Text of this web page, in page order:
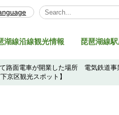
湖線沿線観光情報 琵琶湖線駅
路面電車が開業した場所 電気鉄道事
京区観光スポット】